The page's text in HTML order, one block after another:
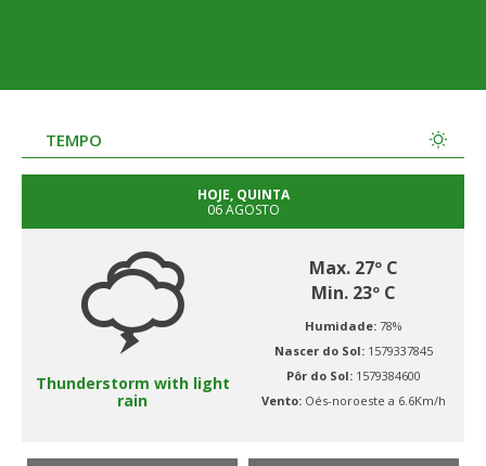
TEMPO
HOJE, QUINTA
06 AGOSTO
Thunderstorm with light
rain
Max. 27º C
Min. 23º C
Humidade: 78%
Nascer do Sol: 1579337845
Pôr do Sol: 1579384600
Vento: Oés-noroeste a 6.6Km/h